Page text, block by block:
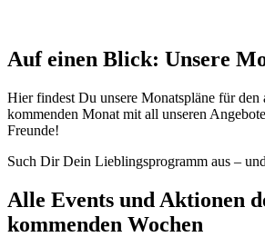
Auf einen Blick: Unsere
Hier findest Du unsere Monatspläne für den
kommenden Monat mit all unseren
Freunde!
Such Dir Dein Lieblingsprogramm aus –
Alle Events und Aktionen
kommenden Wochen